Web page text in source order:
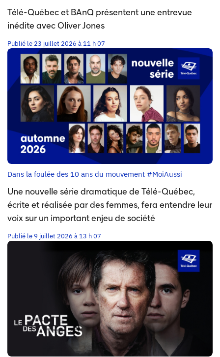
Télé-Québec et BAnQ présentent une entrevue
inédite avec Oliver Jones
Publié le 23 juillet 2026 à 11 h 07
Dans la foulée des 10 ans du mouvement #MoiAussi
Une nouvelle série dramatique de Télé-Québec,
écrite et réalisée par des femmes, fera entendre leur
voix sur un important enjeu de société
Publié le 9 juillet 2026 à 13 h 07